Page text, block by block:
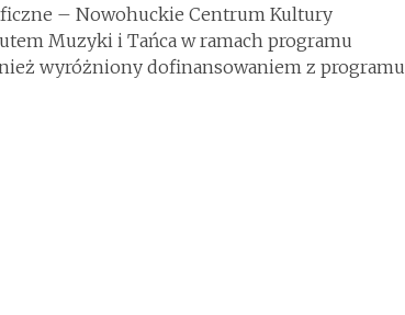
– Nowohuckie Centrum Kultury
Muzyki i Tańca w ramach programu
wyróżniony dofinansowaniem z programu